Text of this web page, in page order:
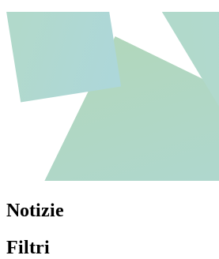
Notizie
Filtri